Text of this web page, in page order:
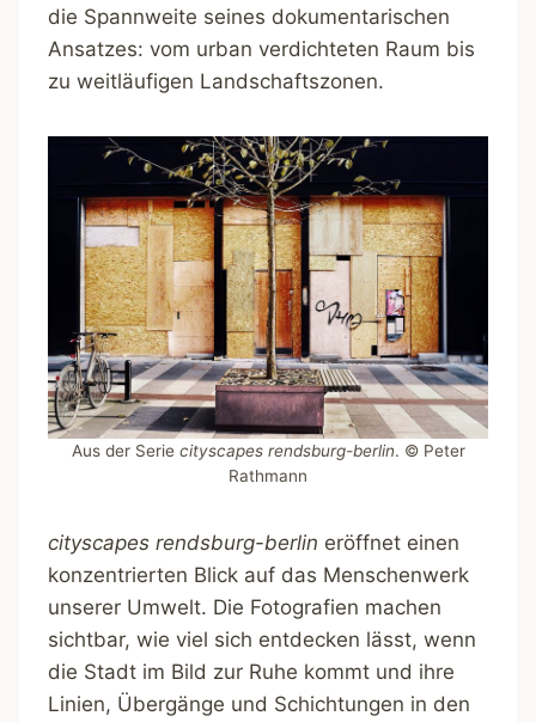
die Spannweite seines dokumentarischen
Ansatzes: vom urban verdichteten Raum bis
zu weitläufigen Landschaftszonen.
Aus der Serie cityscapes rendsburg-berlin. © Peter
Rathmann
cityscapes rendsburg-berlin eröffnet einen
konzentrierten Blick auf das Menschenwerk
unserer Umwelt. Die Fotografien machen
sichtbar, wie viel sich entdecken lässt, wenn
die Stadt im Bild zur Ruhe kommt und ihre
Linien, Übergänge und Schichtungen in den